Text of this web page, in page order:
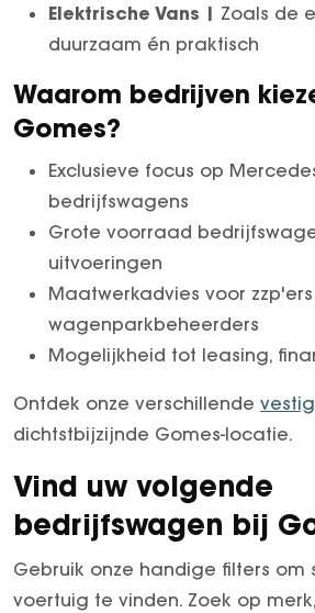
Elektrische Vans | Zoals de
duurzaam én praktisch
Waarom bedrijven
Gomes?
Exclusieve focus op
bedrijfswagens
Grote voorraad
uitvoeringen
Maatwerkadvies voor
wagenparkbeheerders
Mogelijkheid tot leasing,
Ontdek onze verschillende
dichtstbijzijnde Gomes-locatie.
Vind uw volgende
bedrijfswagen bij
Gebruik onze handige filters om
voertuig te vinden. Zoek op